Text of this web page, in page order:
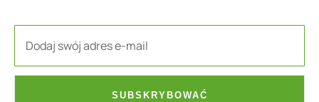
SUBSKRYBOWAĆ